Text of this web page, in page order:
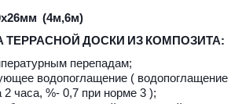
(4м,6м)
ТЕРРАСНОЙ ДОСКИ ИЗ КОМПОЗИТА:
перепадам;
водопоглащение ( водопоглащение
часа, %- 0,7 при норме 3 );